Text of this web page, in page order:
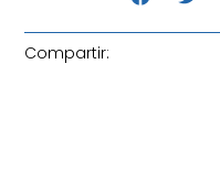
Compartir: